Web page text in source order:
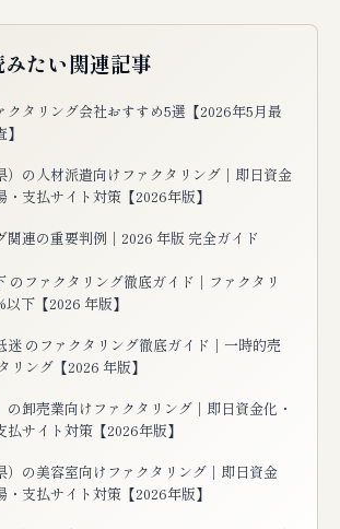
たい関連記事
クタリング会社おすすめ5選【2026年5月最
）の人材派遣向けファクタリング｜即日資金
支払サイト対策【2026年版】
関連の重要判例｜2026 年版 完全ガイド
のファクタリング徹底ガイド｜ファクタリ
下【2026 年版】
迷 のファクタリング徹底ガイド｜一時的売
リング【2026 年版】
の卸売業向けファクタリング｜即日資金化・
サイト対策【2026年版】
）の美容室向けファクタリング｜即日資金
支払サイト対策【2026年版】